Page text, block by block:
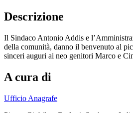
Descrizione
Il Sindaco Antonio Addis e
della comunità, danno il benvenuto al
sinceri auguri ai neo genitori Marco e
A cura di
Ufficio Anagrafe